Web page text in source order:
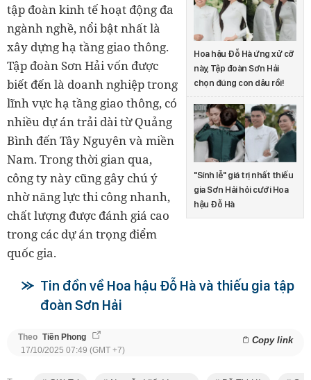
Hoa hậu Đỗ Hà ứng xử cỡ
này, Tập đoàn Sơn Hải
chọn đúng con dâu rồi!
"Sính lễ" giá trị nhất thiếu
gia Sơn Hải hỏi cưới Hoa
hậu Đỗ Hà
tập đoàn kinh tế hoạt động đa
ngành nghề, nổi bật nhất là
xây dựng hạ tầng giao thông.
Tập đoàn Sơn Hải vốn được
biết đến là doanh nghiệp trong
lĩnh vực hạ tầng giao thông, có
nhiều dự án trải dài từ Quảng
Bình đến Tây Nguyên và miền
Nam. Trong thời gian qua,
công ty này cũng gây chú ý
nhờ năng lực thi công nhanh,
chất lượng được đánh giá cao
trong các dự án trọng điểm
quốc gia.
Tin đồn về Hoa hậu Đỗ Hà và thiếu gia tập
đoàn Sơn Hải
Theo Tiền Phong Copy link
17/10/2025 07:49 (GMT +7)